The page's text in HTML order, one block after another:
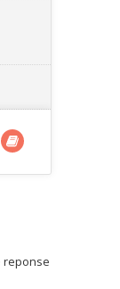
reponse